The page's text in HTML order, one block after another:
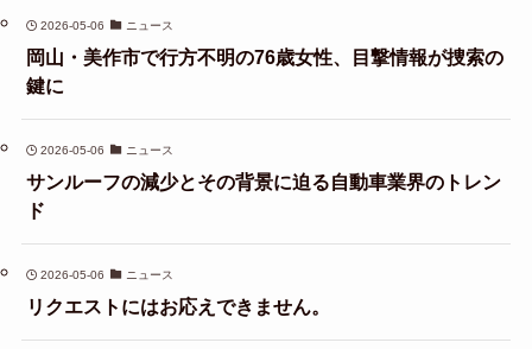
2026-05-06 ニュース
岡山・美作市で行方不明の76歳女性、目撃情報が捜索の
鍵に
2026-05-06 ニュース
サンルーフの減少とその背景に迫る自動車業界のトレン
ド
2026-05-06 ニュース
リクエストにはお応えできません。